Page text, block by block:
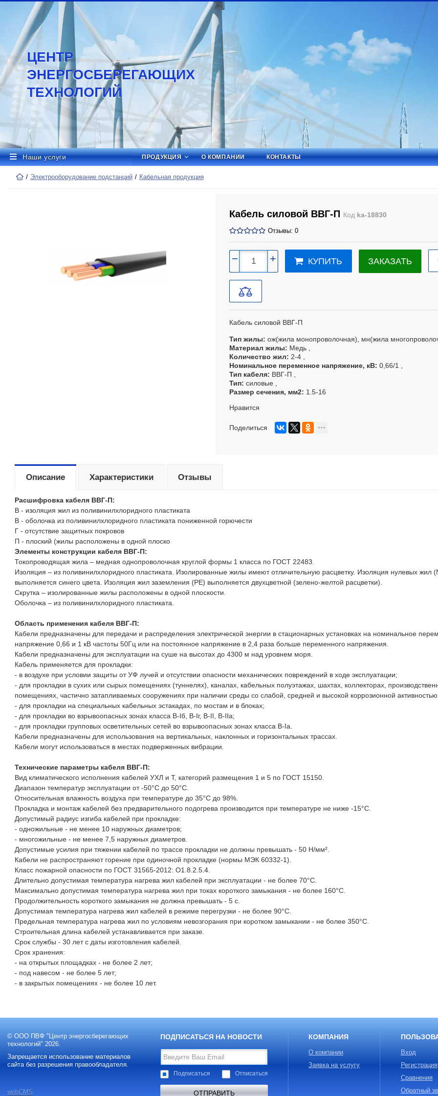
ЦЕНТР
ЭНЕРГОСБЕРЕГАЮЩИХ
ТЕХНОЛОГИЙ
Наши услуги ПРОДУКЦИЯ О КОМПАНИИ КОНТАКТЫ
Электрооборудование подстанций Кабельная продукция
Кабель силовой ВВГ-П Код ka-18830
Отзывы: 0
− + КУПИТЬ ЗАКАЗАТЬ
Кабель силовой ВВГ-П
Тип жилы
ож(жила монопроволочная), мн(жила
Материал жилы
Медь
Количество жил
2-4
Номинальное переменное напряжение, кВ 0,66/1
Тип кабеля
ВВГ-П
Тип силовые
Размер сечения, мм2
1.5-16
Нравится
Поделиться
Описание
Расшифровка кабеля ВВГ-П:
В - изоляция жил из поливинилхлоридного пластиката
В - оболочка из поливинилхлоридного пластиката пониженной горючести
Г - отсутствие защитных покровов
П - плоский (жилы расположены в одной плоско
Элементы конструкции кабеля ВВГ-П:
Токопроводящая жила – медная однопроволочная круглой формы 1 класса по ГОСТ 22483.
Изоляция – из поливинилхлоридного пластиката. Изолированные жилы имеют отличительную расцветку. Изоляция нулевых жил
выполняется синего цвета. Изоляция жил заземления (PE) выполняется двухцветной (зелено-желтой расцветки).
Скрутка – изолированные жилы расположены в одной плоскости.
Оболочка – из поливинилхлоридного пластиката.
Область применения кабеля ВВГ-П:
Кабели предназначены для передачи и распределения электрической энергии в стационарных установках на номинальное
напряжение 0,66 и 1 кВ частоты 50Гц или на постоянное напряжение в 2,4 раза больше переменного напряжения.
Кабели предназначены для эксплуатации на суше на высотах до 4300 м над уровнем моря.
Кабель применяется для прокладки:
- в воздухе при условии защиты от УФ лучей и отсутствии опасности механических повреждений в ходе эксплуатации;
- для прокладки в сухих или сырых помещениях (туннелях), каналах, кабельных полуэтажах, шахтах, коллекторах,
помещениях, частично затапливаемых сооружениях при наличии среды со слабой, средней и высокой коррозионной
- для прокладки на специальных кабельных эстакадах, по мостам и в блоках;
- для прокладки во взрывоопасных зонах класса B-Iб, B-Iг, В-II, В-IIа;
- для прокладки групповых осветительных сетей во взрывоопасных зонах класса В-Iа.
Кабели предназначены для использования на вертикальных, наклонных и горизонтальных трассах.
Кабели могут использоваться в местах подверженных вибрации.
Технические параметры кабеля ВВГ-П:
Вид климатического исполнения кабелей УХЛ и Т, категорий размещения 1 и 5 по ГОСТ 15150.
Диапазон температур эксплуатации от -50°С до 50°С.
Относительная влажность воздуха при температуре до 35°С до 98%.
Прокладка и монтаж кабелей без предварительного подогрева производится при температуре не ниже -15°С.
Допустимый радиус изгиба кабелей при прокладке:
- одножильные - не менее 10 наружных диаметров;
- многожильные - не менее 7,5 наружных диаметров.
Допустимые усилия при тяжении кабелей по трассе прокладки не должны превышать - 50 Н/мм².
Кабели не распространяют горение при одиночной прокладке (нормы МЭК 60332-1).
Класс пожарной опасности по ГОСТ 31565-2012: О1.8.2.5.4.
Длительно допустимая температура нагрева жил кабелей при эксплуатации - не более 70°С.
Максимально допустимая температура нагрева жил при токах короткого замыкания - не более 160°С.
Продолжительность короткого замыкания не должна превышать - 5 с.
Допустимая температура нагрева жил кабелей в режиме перегрузки - не более 90°С.
Предельная температура нагрева жил по условиям невозгорания при коротком замыкании - не более 350°С.
Строительная длина кабелей устанавливается при заказе.
Срок службы - 30 лет с даты изготовления кабелей.
Срок хранения:
- на открытых площадках - не более 2 лет;
- под навесом - не более 5 лет;
- в закрытых помещениях - не более 10 лет.
Характеристики Отзывы
© ООО ПВФ "Центр энергосберегающих
технологий" 2026.
Запрещается использование материалов
сайта без разрешения правообладателя.
webCMS
ПОДПИСАТЬСЯ НА НОВОСТИ
Подписаться Отписаться
КОМПАНИЯ
О компании
Заявка на услугу
Вход
Регистрация
Сравнения
Обратный